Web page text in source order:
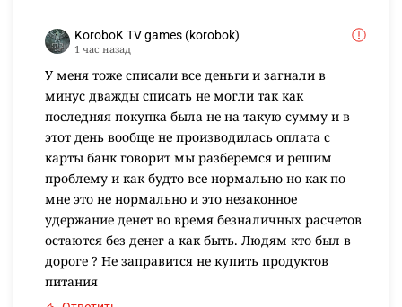
KoroboK TV games (korobok)
1 час назад
У меня тоже списали все деньги и загнали в
минус дважды списать не могли так как
последняя покупка была не на такую сумму и в
этот день вообще не производилась оплата с
карты банк говорит мы разберемся и решим
проблему и как будто все нормально но как по
мне это не нормально и это незаконное
удержание денет во время безналичных расчетов
остаются без денег а как быть. Людям кто был в
дороге ? Не заправится не купить продуктов
питания